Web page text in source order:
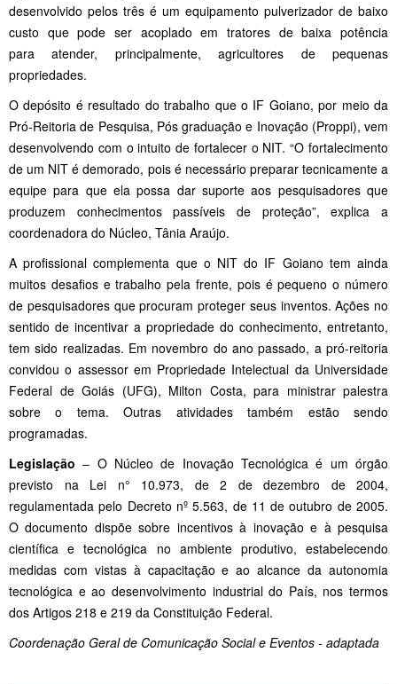
desenvolvido pelos três é um equipamento pulverizador de baixo
custo que pode ser acoplado em tratores de baixa potência
para atender, principalmente, agricultores de pequenas
propriedades.
O depósito é resultado do trabalho que o IF Goiano, por meio da
Pró-Reitoria de Pesquisa, Pós graduação e Inovação (Proppi), vem
desenvolvendo com o intuito de fortalecer o NIT. “O fortalecimento
de um NIT é demorado, pois é necessário preparar tecnicamente a
equipe para que ela possa dar suporte aos pesquisadores que
produzem conhecimentos passíveis de proteção”, explica a
coordenadora do Núcleo, Tânia Araújo.
A profissional complementa que o NIT do IF Goiano tem ainda
muitos desafios e trabalho pela frente, pois é pequeno o número
de pesquisadores que procuram proteger seus inventos. Ações no
sentido de incentivar a propriedade do conhecimento, entretanto,
tem sido realizadas. Em novembro do ano passado, a pró-reitoria
convidou o assessor em Propriedade Intelectual da Universidade
Federal de Goiás (UFG), Milton Costa, para ministrar palestra
sobre o tema. Outras atividades também estão sendo
programadas.
Legislação – O Núcleo de Inovação Tecnológica é um órgão
previsto na Lei n° 10.973, de 2 de dezembro de 2004,
regulamentada pelo Decreto nº 5.563, de 11 de outubro de 2005.
O documento dispõe sobre incentivos à inovação e à pesquisa
científica e tecnológica no ambiente produtivo, estabelecendo
medidas com vistas à capacitação e ao alcance da autonomia
tecnológica e ao desenvolvimento industrial do País, nos termos
dos Artigos 218 e 219 da Constituição Federal.
Coordenação Geral de Comunicação Social e Eventos - adaptada